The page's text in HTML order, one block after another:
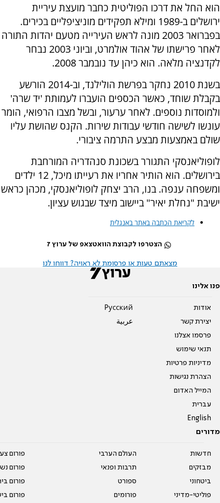
הוא החל את דרכו הפוליטית כחבר מועצת עיריית
ירושלים ב-1989 ומילא תפקידים מוניציפליים בכירים.
בפברואר 2003 מונה לראש העירייה מטעם יהדות התורה
לאחר פרישתו של אהוד אולמרט, וביוני 2003 נבחר
לקדנציה מלאה. הוא כיהן עד נובמבר 2008.
בשנת 2010 נחקר בפרשת הולילנד, וב-2014 הורשע
בקבלת שוחד, כאשר הכספים הועברו לעמותת 'יד שרה'
ולמוסדות נוספים. לאחר ערעור, ובשל מצבו הרפואי, הומר
עונשו לשישה חודשי עבודות שירות. הקנס שהושת עליו
שולם באמצעות מבצע התרמה ציבורי.
לופוליאנסקי התגורר בשכונת סנהדריה המורחבת
בירושלים. הוא הותיר אחריו את רעייתו מיכל, 12 ילדים
ומשפחה ענפה. בנו, הרב יצחק לופוליאנסקי, מכהן כראש
ישיבת "נחלת יאיר" ביישוב מיצד שבגוש עציון.
לקריאת הכתבה באתר באנגלית
הצטרפו לקבוצת הוואטצאפ של ערוץ 7
מצאתם טעות או פרסומת לא ראויה? דווחו לנו
פנו אלינו
אודות
יצירת קשר
פרסמו אצלנו
תנאי שימוש
מדיניות פרטיות
הצהרת נגישות
המייל האדום
עברית
English
Pусский
عربية
מדורים
חדשות
מבזקים
ביטחוני
פוליטי-מדיני
העולם הערבי
תרבות ופנאי
ספורט
פורומים
פורום
פורום
פורום
פורום